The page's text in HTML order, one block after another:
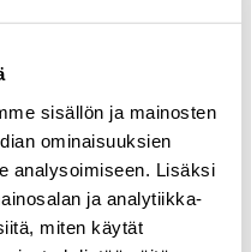
sisällön ja mainosten
ominaisuuksien
analysoimiseen. Lisäksi
ja analytiikka-
miten käytät